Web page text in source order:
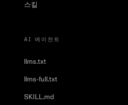
스킬
AI 에이전트
llms.txt
llms-full.txt
SKILL.md